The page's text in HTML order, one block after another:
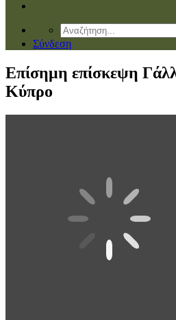
Σύνδεση
Επίσημη επίσκεψη
Κύπρο